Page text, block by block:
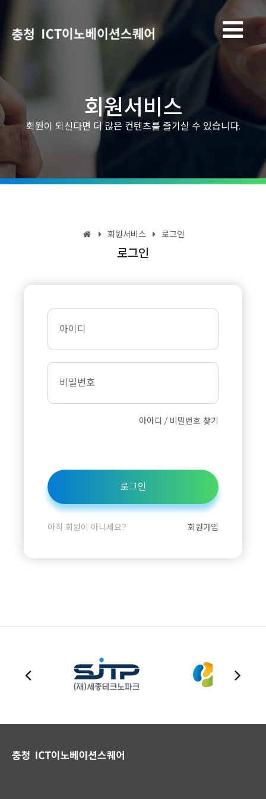
회원서비스
회원이 되신다면 더 많은 컨텐츠를 즐기실 수 있습니다.
회원서비스 로그인
로그인
아이디
비밀번호
아아디 / 비밀번호 찾기
로그인
아직 회원이 아니세요? 회원가입